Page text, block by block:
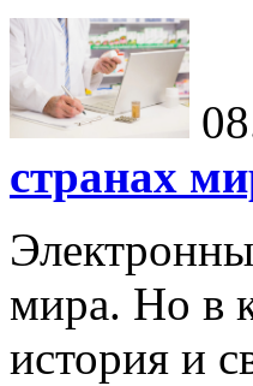
странах
мира. Но в
история и